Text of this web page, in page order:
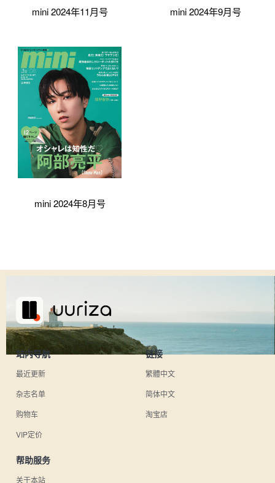
mini 2024年11月号 mini 2024年9月号
mini 2024年8月号
站内导航
最近更新
杂志名单
购物车
VIP定价
链接
繁體中文
简体中文
淘宝店
帮助服务
关于本站